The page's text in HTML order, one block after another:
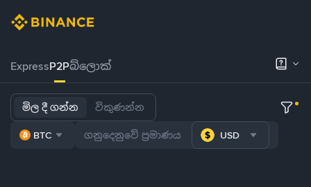
ExpressP2Pබ්ලොක්
මිල දී ගන්න විකුණන්න
BTC USD